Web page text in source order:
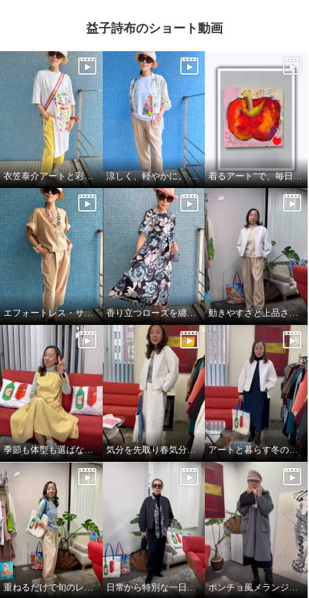
アットランティーヴァ アリア ジ
ャンパースカート
イエロー Ｍ
¥0
アットランティーヴァ アリア イ
ンナートップス
ミント Ｍ
¥0
益子詩布のショート動画
衣笠泰介アートと彩りを楽しむ夏スタイル 涼しく、軽やかに。 それでいて、きちんと美しい。 着るアート”で、毎日をもっと自由に🍎🍏
エフォートレス・サファリエレガンス 香り立つローズを纏う、エフォートレスワンピース 動きやすさと上品さ、どちらも大切にした大人スタイル
季節も体型も選ばない、頼れるジャンパースカート 気分を先取り春気分コーデ^_^ アートと暮らす冬のワンシーン。
重ねるだけで旬のレイヤードスタイル完成👌 日常から特別な一日まで。表現を変えるエレガンス❣️